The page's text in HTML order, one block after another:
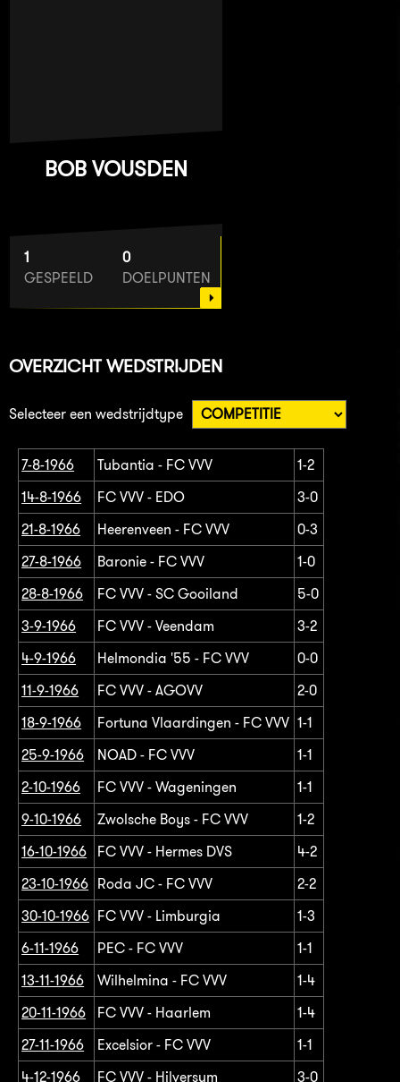
BOB VOUSDEN
1
GESPEELD
0
DOELPUNTEN
OVERZICHT WEDSTRIJDEN
Selecteer een wedstrijdtype
7-8-1966 Tubantia - FC VVV
1-2
14-8-1966
FC VVV - EDO
3-0
21-8-1966
Heerenveen - FC VVV
0-3
27-8-1966
Baronie - FC VVV
1-0
28-8-1966
FC VVV - SC Gooiland
5-0
3-9-1966
FC VVV - Veendam
3-2
4-9-1966
Helmondia '55 - FC VVV
0-0
11-9-1966
FC VVV - AGOVV
2-0
18-9-1966
Fortuna Vlaardingen - FC VVV 1-1
25-9-1966
NOAD - FC VVV
1-1
2-10-1966
FC VVV - Wageningen
1-1
9-10-1966
Zwolsche Boys - FC VVV
1-2
16-10-1966
FC VVV - Hermes DVS
4-2
23-10-1966 Roda JC - FC VVV
2-2
30-10-1966 FC VVV - Limburgia
1-3
6-11-1966
PEC - FC VVV
1-1
13-11-1966
Wilhelmina - FC VVV
1-4
20-11-1966
FC VVV - Haarlem
1-4
27-11-1966
Excelsior - FC VVV
1-1
4-12-1966
FC VVV - Hilversum
3-0